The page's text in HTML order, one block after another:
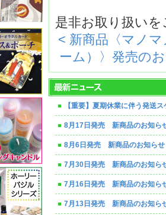
是非お取り扱い
< 新商品〈マノ
ーム）〉発売の
【重要】夏期休業に伴う発送
8月17日発売 新商品のお知ら
8月6日発売 新商品のお知らせ
7月30日発売 新商品のお知ら
7月16日発売 新商品のお知ら
7月13日発売 新商品のお知ら